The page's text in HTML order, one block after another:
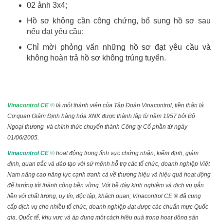
02 ảnh 3x4;
Hồ sơ không cần công chứng, bổ sung hồ sơ sau
nếu đạt yêu cầu;
Chỉ mời phỏng vấn những hồ sơ đạt yêu cầu và
không hoàn trả hồ sơ không trúng tuyển.
Vinacontrol CE® là một thành viên của Tập Đoàn Vinacontrol, tiền thân là
Cơ quan Giám Định hàng hóa XNK được thành lập từ năm 1957 bởi Bộ
Ngoại thương và chính thức chuyển thành Công ty Cổ phần từ ngày
01/06/2005.
Vinacontrol CE® hoạt động trong lĩnh vực chứng nhận, kiểm định, giám
định, quan trắc và đào tạo với sứ mệnh hỗ trợ các tổ chức, doanh nghiệp Việt
Nam nâng cao năng lực cạnh tranh cả về thương hiệu và hiệu quả hoạt động
để hướng tới thành công bền vững. Với bề dày kinh nghiệm và dịch vụ gắn
liền với chất lượng, uy tín, độc lập, khách quan; Vinacontrol CE ® đã cung
cấp dịch vụ cho nhiều tổ chức, doanh nghiệp đạt được các chuẩn mực Quốc
gia, Quốc tế, khu vực và áp dụng một cách hiệu quả trong hoạt động sản